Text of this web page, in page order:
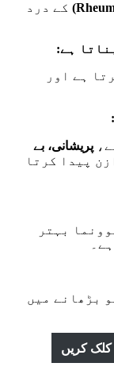
کے درد
ہے:
ہے اور
پریشانی، بے
پیدا کرتا
بہتر
بڑھانے میں
کلک کریں